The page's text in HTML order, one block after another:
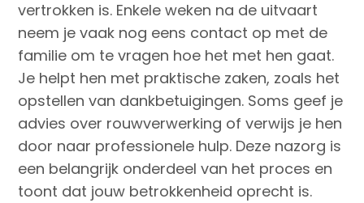
vertrokken is. Enkele weken na de uitvaart
neem je vaak nog eens contact op met de
familie om te vragen hoe het met hen gaat.
Je helpt hen met praktische zaken, zoals het
opstellen van dankbetuigingen. Soms geef je
advies over rouwverwerking of verwijs je hen
door naar professionele hulp. Deze nazorg is
een belangrijk onderdeel van het proces en
toont dat jouw betrokkenheid oprecht is.